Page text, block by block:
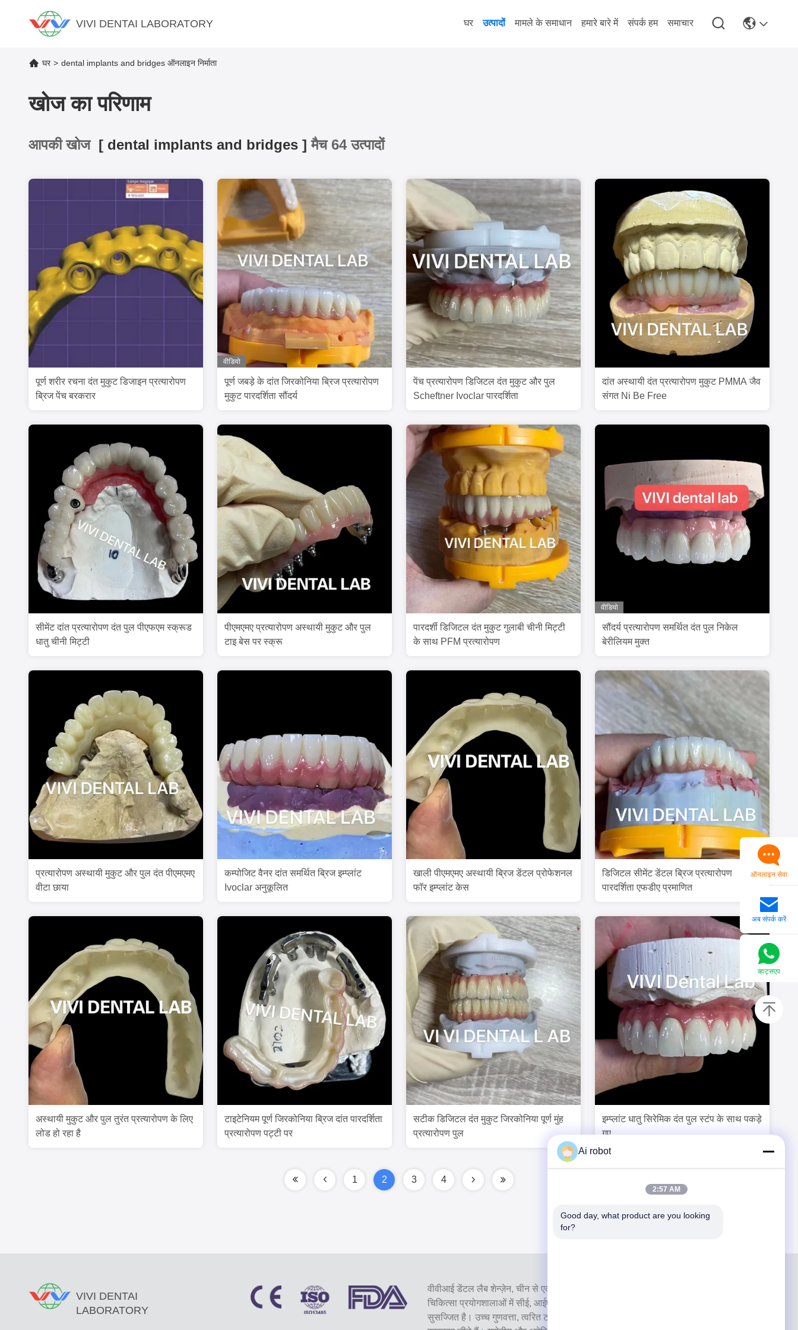
VIVI DENTAI LABORATORY घर उत्पादों मामले के समाधान हमारे बारे में संपर्क हम समाचार
घर > dental implants and bridges ऑनलाइन निर्माता
खोज का परिणाम
आपकी खोज [ dental implants and bridges ] मैच 64 उत्पादों
पूर्ण शरीर रचना दंत मुकुट डिजाइन प्रत्यारोपण
ब्रिज पेंच बरकरार
वीडियो
पूर्ण जबड़े के दांत जिरकोनिया ब्रिज प्रत्यारोपण
मुकुट पारदर्शिता सौंदर्य
पेंच प्रत्यारोपण डिजिटल दंत मुकुट और पुल
Scheftner Ivoclar पारदर्शिता
दांत अस्थायी दंत प्रत्यारोपण मुकुट PMMA जैव
संगत Ni Be Free
सीमेंट दांत प्रत्यारोपण दंत पुल पीएफएम स्क्रूड
धातु चीनी मिट्टी
पीएमएमए प्रत्यारोपण अस्थायी मुकुट और पुल
टाइ बेस पर स्क्रू
पारदर्शी डिजिटल दंत मुकुट गुलाबी चीनी मिट्टी
के साथ PFM प्रत्यारोपण
वीडियो
सौंदर्य प्रत्यारोपण समर्थित दंत पुल निकेल
बेरीलियम मुक्त
प्रत्यारोपण अस्थायी मुकुट और पुल दंत पीएमएमए
वीटा छाया
कम्पोजिट वैनर दांत समर्थित ब्रिज इम्प्लांट
Ivoclar अनुकूलित
खाली पीएमएमए अस्थायी ब्रिज डेंटल प्रोफेशनल
फॉर इम्प्लांट केस
डिजिटल सीमेंट डेंटल ब्रिज प्रत्यारोपण
पारदर्शिता एफडीए प्रमाणित
अस्थायी मुकुट और पुल तुरंत प्रत्यारोपण के लिए
लोड हो रहा है
टाइटेनियम पूर्ण जिरकोनिया ब्रिज दांत पारदर्शिता
प्रत्यारोपण पट्टी पर
सटीक डिजिटल दंत मुकुट जिरकोनिया पूर्ण मुंह
प्रत्यारोपण पुल
इम्प्लांट धातु सिरेमिक दंत पुल स्टंप के साथ पकड़े
गए
1 2 3 4
VIVI DENTAI
LABORATORY
वीवीआई डेंटल लैब शेन्ज़ेन, चीन से एक उच्च स्तरीय पूर्ण सेवा प्रयोगशाला है। यह शीर्ष में से एक है दंत
चिकित्सा प्रयोगशालाओं में सीई, आईएसओ और एफडीए के साथ प्रमाणित और आधुनिक मशीनों से
सुसज्जित है। उच्च गुणवत्ता, त्वरित टर्नअराउंड समय और पेशेवर सेवाओं के प्रति प्रतिबद्धता ने कई
ऑनलाइन सेवा
अब संपर्क करें
व्हाट्सएप
Ai robot
2:57 AM
Good day, what product are you looking
for?